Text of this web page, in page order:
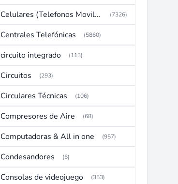
Celulares (Telefonos Moviles) (7326)
Centrales Telefónicas (5860)
circuito integrado (113)
Circuitos (293)
Circulares Técnicas (106)
Compresores de Aire (68)
Computadoras & All in one (957)
Condesandores (6)
Consolas de videojuego (353)